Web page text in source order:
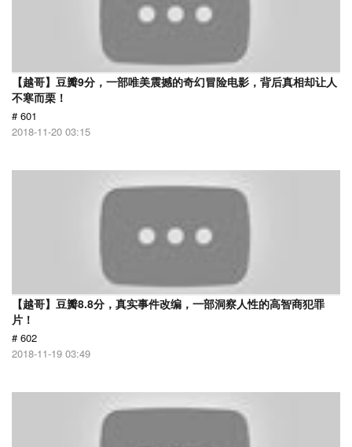
【越哥】豆瓣9分，一部唯美震撼的奇幻冒险电影，背后真相却让人
不寒而栗！
# 601
2018-11-20 03:15
【越哥】豆瓣8.8分，真实事件改编，一部洞察人性的高智商犯罪
片！
# 602
2018-11-19 03:49